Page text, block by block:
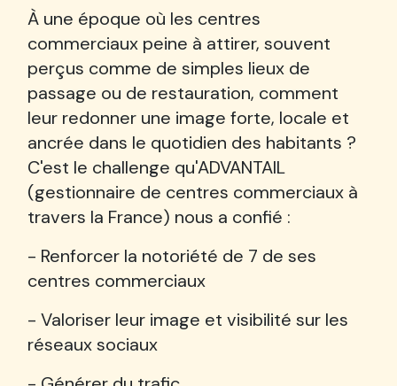
À une époque où les centres
commerciaux peine à attirer, souvent
perçus comme de simples lieux de
passage ou de restauration, comment
leur redonner une image forte, locale et
ancrée dans le quotidien des habitants ?
C'est le challenge qu'ADVANTAIL
(gestionnaire de centres commerciaux à
travers la France) nous a confié :
- Renforcer la notoriété de 7 de ses
centres commerciaux
- Valoriser leur image et visibilité sur les
réseaux sociaux